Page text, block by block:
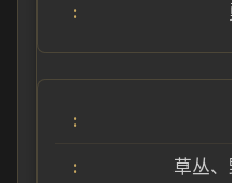
草丛